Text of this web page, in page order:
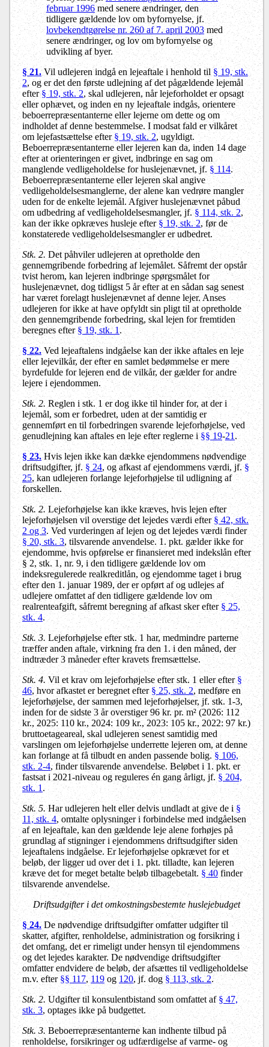
februar 1996med senere ændringer, den
tidligere gældende lov om byfornyelse, jf.
lovbekendtgørelse nr. 260 af 7. april 2003med
senere ændringer, og lov om byfornyelse og
udvikling af byer.
§ 21.Vil udlejeren indgå en lejeaftale i henhold til§ 19, stk.
2, og er det den første udlejning af det pågældende lejemål
efter§ 19, stk. 2, skal udlejeren, når lejeforholdet er opsagt
eller ophævet, og inden en ny lejeaftale indgås, orientere
beboerrepræsentanterne eller lejerne om dette og om
indholdet af denne bestemmelse. I modsat fald er vilkåret
om lejefastsættelse efter§ 19, stk. 2, ugyldigt.
Beboerrepræsentanterne eller lejeren kan da, inden 14 dage
efter at orienteringen er givet, indbringe en sag om
manglende vedligeholdelse for huslejenævnet, jf. § 114.
Beboerrepræsentanterne eller lejeren skal angive
vedligeholdelsesmanglerne, der alene kan vedrøre mangler
uden for de enkelte lejemål. Afgiver huslejenævnet påbud
om udbedring af vedligeholdelsesmangler, jf.§ 114, stk. 2,
kan der ikke opkræves husleje efter§ 19, stk. 2, før de
konstaterede vedligeholdelsesmangler er udbedret.
Stk. 2. Det påhviler udlejeren at opretholde den
gennemgribende forbedring af lejemålet. Såfremt der opstår
tvist herom, kan lejeren indbringe spørgsmålet for
huslejenævnet, dog tidligst 5 år efter at en sådan sag senest
har været forelagt huslejenævnet af denne lejer. Anses
udlejeren for ikke at have opfyldt sin pligt til at opretholde
den gennemgribende forbedring, skal lejen for fremtiden
beregnes efter § 19, stk. 1.
§ 22.Ved lejeaftalens indgåelse kan der ikke aftales en leje
eller lejevilkår, der efter en samlet bedømmelse er mere
byrdefulde for lejeren end de vilkår, der gælder for andre
lejere i ejendommen.
Stk. 2. Reglen i stk. 1 er dog ikke til hinder for, at der i
lejemål, som er forbedret, uden at der samtidig er
gennemført en til forbedringen svarende lejeforhøjelse, ved
genudlejning kan aftales en leje efter reglerne i§§ 19-21.
§ 23.Hvis lejen ikke kan dække ejendommens nødvendige
driftsudgifter, jf. § 24, og afkast af ejendommens værdi, jf.§
25, kan udlejeren forlange lejeforhøjelse til udligning af
forskellen.
Stk. 2. Lejeforhøjelse kan ikke kræves, hvis lejen efter
lejeforhøjelsen vil overstige det lejedes værdi efter§ 42, stk.
2 og 3. Ved vurderingen af lejen og det lejedes værdi finder
§ 20, stk. 3, tilsvarende anvendelse. 1. pkt. gælder ikke for
ejendomme, hvis opførelse er finansieret med indekslån efter
§ 2, stk. 1, nr. 9, i den tidligere gældende lov om
indeksregulerede realkreditlån, og ejendomme taget i brug
efter den 1. januar 1989, der er opført af og udlejes af
udlejere omfattet af den tidligere gældende lov om
realrenteafgift, såfremt beregning af afkast sker efter § 25,
stk. 4.
Stk. 3. Lejeforhøjelse efter stk. 1 har, medmindre parterne
træffer anden aftale, virkning fra den 1. i den måned, der
indtræder 3 måneder efter kravets fremsættelse.
Stk. 4. Vil et krav om lejeforhøjelse efter stk. 1 eller efter§
46, hvor afkastet er beregnet efter§ 25, stk. 2, medføre en
lejeforhøjelse, der sammen med lejeforhøjelser, jf. stk. 1-3,
inden for de sidste 3 år overstiger 96 kr. pr. m² (2026: 112
kr., 2025: 110 kr., 2024: 109 kr., 2023: 105 kr., 2022: 97 kr.)
bruttoetageareal, skal udlejeren senest samtidig med
varslingen om lejeforhøjelse underrette lejeren om, at denne
kan forlange at få tilbudt en anden passende bolig. § 106,
stk. 2-4, finder tilsvarende anvendelse. Beløbet i 1. pkt. er
fastsat i 2021-niveau og reguleres én gang årligt, jf.§ 204,
stk. 1 .
Stk. 5.Har udlejeren helt eller delvis undladt at give de i§
11, stk. 4, omtalte oplysninger i forbindelse med indgåelsen
af en lejeaftale, kan den gældende leje alene forhøjes på
grundlag af stigninger i ejendommens driftsudgifter siden
lejeaftalens indgåelse. Er lejeforhøjelse opkrævet for et
beløb, der ligger ud over det i 1. pkt. tilladte, kan lejeren
kræve det for meget betalte beløb tilbagebetalt. § 40 finder
tilsvarende anvendelse.
Driftsudgifter i det omkostningsbestemte huslejebudget
§ 24.De nødvendige driftsudgifter omfatter udgifter til
skatter, afgifter, renholdelse, administration og forsikring i
det omfang, det er rimeligt under hensyn til ejendommens
og det lejedes karakter. De nødvendige driftsudgifter
omfatter endvidere de beløb, der afsættes til vedligeholdelse
m.v. efter§§ 117,119og 120, jf. dog§ 113, stk. 2.
Stk. 2. Udgifter til konsulentbistand som omfattet af§ 47,
stk. 3, optages ikke på budgettet.
Stk. 3.Beboerrepræsentanterne kan indhente tilbud på
renholdelse, forsikringer og udfærdigelse af varme- og